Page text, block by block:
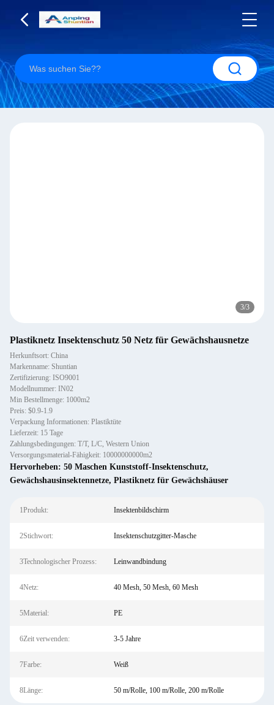
3/3
Plastiknetz Insektenschutz 50 Netz für Gewächshausnetze
Herkunftsort: China
Markenname: Shuntian
Zertifizierung: ISO9001
Modellnummer: IN02
Min Bestellmenge: 1000m2
Preis: $0.9-1.9
Verpackung Informationen: Plastiktüte
Lieferzeit: 15 Tage
Zahlungsbedingungen: T/T, L/C, Western Union
Versorgungsmaterial-Fähigkeit: 10000000000m2
Hervorheben: 50 Maschen Kunststoff-Insektenschutz,
Gewächshausinsektennetze, Plastiknetz für Gewächshäuser
1Produkt: Insektenbildschirm
2Stichwort: Insektenschutzgitter-Masche
3Technologischer Prozess: Leinwandbindung
4Netz: 40 Mesh, 50 Mesh, 60 Mesh
5Material: PE
6Zeit verwenden: 3-5 Jahre
7Farbe: Weiß
8Länge: 50 m/Rolle, 100 m/Rolle, 200 m/Rolle